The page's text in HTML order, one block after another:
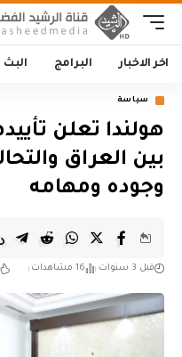
اخر الاخبار البرامج البث
سياسة
هولندا تعلن
بين العراق
وجوده ومهامه
قبل 3 سنوات 16 مشاهدات